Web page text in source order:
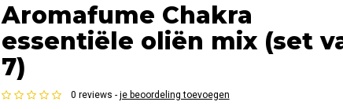
Aromafume Chakra
essentiële oliën mix (set
7)
0 reviews - je beoordeling toevoegen